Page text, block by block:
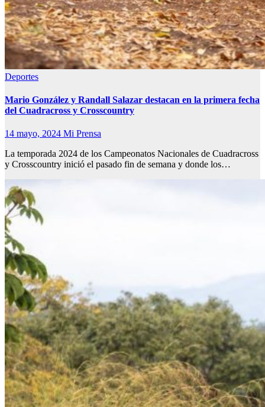
Deportes
Mario González y Randall Salazar destacan en la primera fecha
del Cuadracross y Crosscountry
14 mayo, 2024 Mi Prensa
La temporada 2024 de los Campeonatos Nacionales de Cuadracross
y Crosscountry inició el pasado fin de semana y donde los…